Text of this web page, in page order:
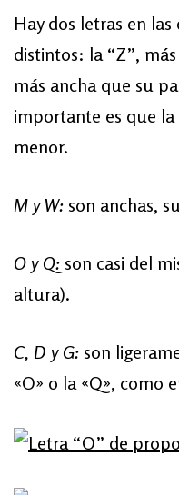
Hay dos letras en
distintos: la “Z”,
más ancha que su
importante es que la
menor.
M y W: son anchas,
O y Q: son casi del
altura).
C, D y G: son
«O» o la «Q», como